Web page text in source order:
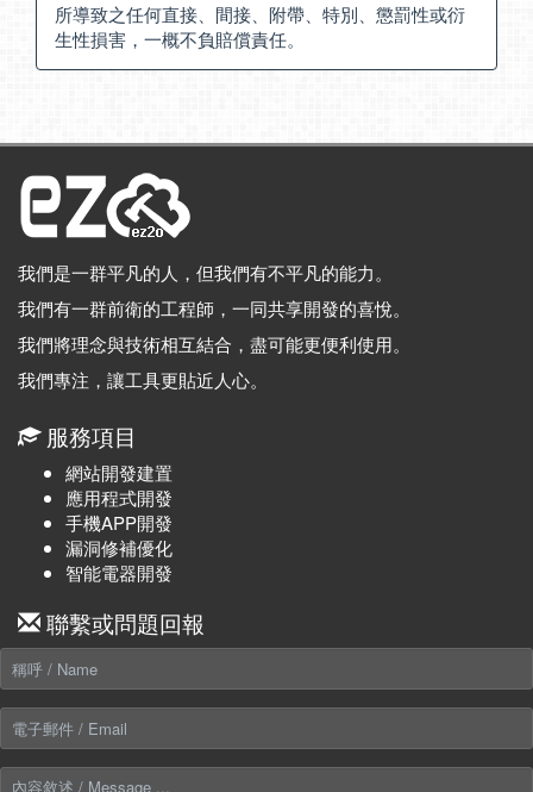
所導致之任何直接、間接、附帶、特別、懲罰性或衍
生性損害，一概不負賠償責任。
我們是一群平凡的人，但我們有不平凡的能力。
我們有一群前衛的工程師，一同共享開發的喜悅。
我們將理念與技術相互結合，盡可能更便利使用。
我們專注，讓工具更貼近人心。
服務項目
網站開發建置
應用程式開發
手機APP開發
漏洞修補優化
智能電器開發
聯繫或問題回報